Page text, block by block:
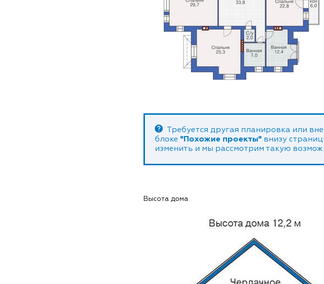
Требуется другая планировка или
блоке "Похожие проекты" внизу
изменить и мы рассмотрим такую
Высота дома